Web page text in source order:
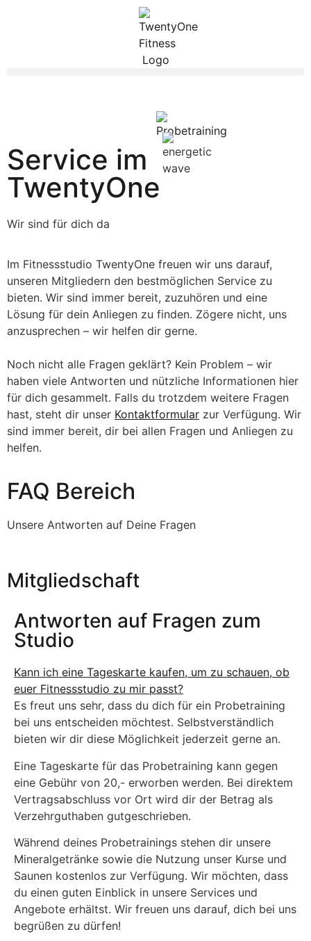
Service im
TwentyOne
Wir sind für dich da
Im Fitnessstudio TwentyOne freuen wir uns darauf,
unseren Mitgliedern den bestmöglichen Service zu
bieten. Wir sind immer bereit, zuzuhören und eine
Lösung für dein Anliegen zu finden. Zögere nicht, uns
anzusprechen – wir helfen dir gerne.
Noch nicht alle Fragen geklärt? Kein Problem – wir
haben viele Antworten und nützliche Informationen hier
für dich gesammelt. Falls du trotzdem weitere Fragen
hast, steht dir unser Kontaktformular zur Verfügung. Wir
sind immer bereit, dir bei allen Fragen und Anliegen zu
helfen.
FAQ Bereich
Unsere Antworten auf Deine Fragen
Mitgliedschaft
Antworten auf Fragen zum
Studio
Kann ich eine Tageskarte kaufen, um zu schauen, ob
euer Fitnessstudio zu mir passt?
Es freut uns sehr, dass du dich für ein Probetraining
bei uns entscheiden möchtest. Selbstverständlich
bieten wir dir diese Möglichkeit jederzeit gerne an.
Eine Tageskarte für das Probetraining kann gegen
eine Gebühr von 20,- erworben werden. Bei direktem
Vertragsabschluss vor Ort wird dir der Betrag als
Verzehrguthaben gutgeschrieben.
Während deines Probetrainings stehen dir unsere
Mineralgetränke sowie die Nutzung unser Kurse und
Saunen kostenlos zur Verfügung. Wir möchten, dass
du einen guten Einblick in unsere Services und
Angebote erhältst. Wir freuen uns darauf, dich bei uns
begrüßen zu dürfen!